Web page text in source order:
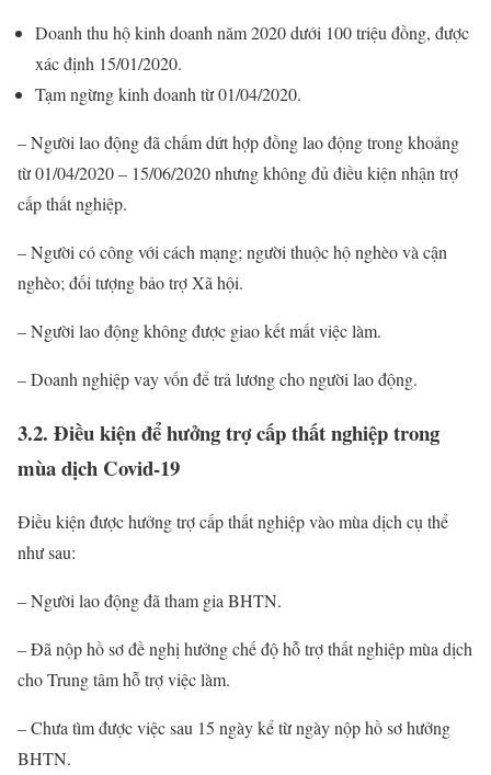
Doanh thu hộ kinh doanh năm 2020 dưới 100 triệu đồng, được
xác định 15/01/2020.
Tạm ngừng kinh doanh từ 01/04/2020.
– Người lao động đã chấm dứt hợp đồng lao động trong khoảng
từ 01/04/2020 – 15/06/2020 nhưng không đủ điều kiện nhận trợ
cấp thất nghiệp.
– Người có công với cách mạng; người thuộc hộ nghèo và cận
nghèo; đối tượng bảo trợ Xã hội.
– Người lao động không được giao kết mất việc làm.
– Doanh nghiệp vay vốn để trả lương cho người lao động.
3.2. Điều kiện để hưởng trợ cấp thất nghiệp trong
mùa dịch Covid-19
Điều kiện được hưởng trợ cấp thất nghiệp vào mùa dịch cụ thể
như sau:
– Người lao động đã tham gia BHTN.
– Đã nộp hồ sơ đề nghị hưởng chế độ hỗ trợ thất nghiệp mùa dịch
cho Trung tâm hỗ trợ việc làm.
– Chưa tìm được việc sau 15 ngày kể từ ngày nộp hồ sơ hưởng
BHTN.